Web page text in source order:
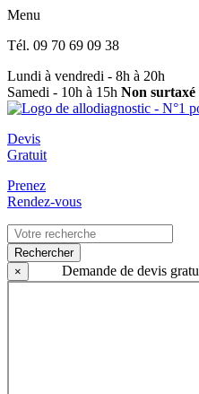
Menu
Tél. 09 70 69 09 38
Lundi à vendredi - 8h à 20h
Samedi - 10h à 15h Non surtaxé
Devis
Gratuit
Prenez
Rendez-vous
Rechercher
×
Demande de devis